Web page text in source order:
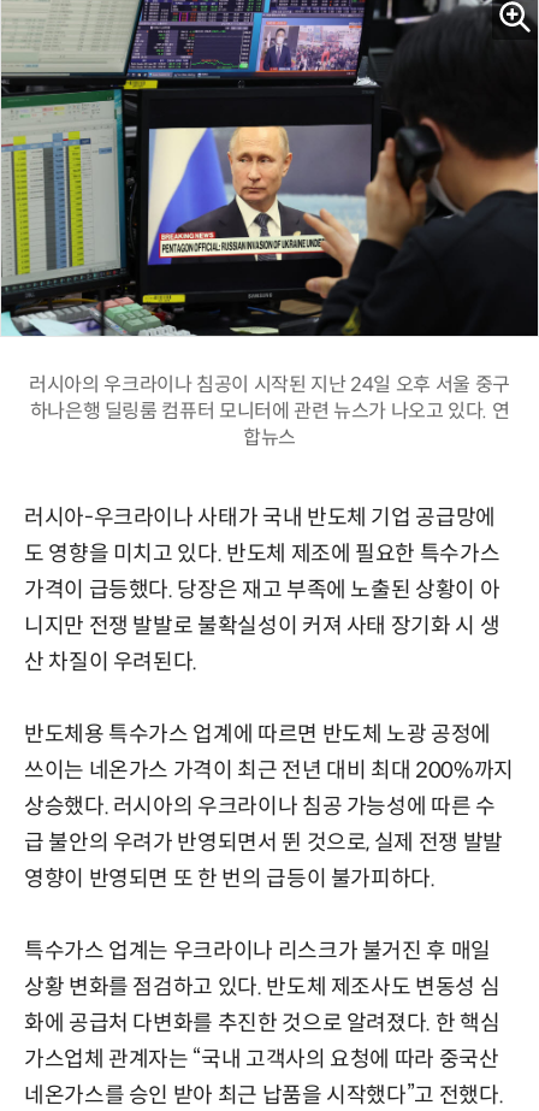
러시아의 우크라이나 침공이 시작된 지난 24일 오후 서울 중구
하나은행 딜링룸 컴퓨터 모니터에 관련 뉴스가 나오고 있다. 연
합뉴스
러시아-우크라이나 사태가 국내 반도체 기업 공급망에
도 영향을 미치고 있다. 반도체 제조에 필요한 특수가스
가격이 급등했다. 당장은 재고 부족에 노출된 상황이 아
니지만 전쟁 발발로 불확실성이 커져 사태 장기화 시 생
산 차질이 우려된다.
반도체용 특수가스 업계에 따르면 반도체 노광 공정에
쓰이는 네온가스 가격이 최근 전년 대비 최대 200%까지
상승했다. 러시아의 우크라이나 침공 가능성에 따른 수
급 불안의 우려가 반영되면서 뛴 것으로, 실제 전쟁 발발
영향이 반영되면 또 한 번의 급등이 불가피하다.
특수가스 업계는 우크라이나 리스크가 불거진 후 매일
상황 변화를 점검하고 있다. 반도체 제조사도 변동성 심
화에 공급처 다변화를 추진한 것으로 알려졌다. 한 핵심
가스업체 관계자는 “국내 고객사의 요청에 따라 중국산
네온가스를 승인 받아 최근 납품을 시작했다”고 전했다.